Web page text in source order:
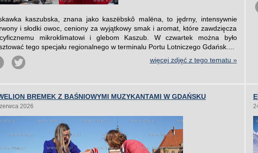
kaszubska, znana jako kaszëbskô malëna, to jędrny, intensywnie
i słodki owoc, ceniony za wyjątkowy smak i aromat, które zawdzięcza
mikroklimatowi i glebom Kaszub. W czwartek można było
tego specjału regionalnego w terminalu Portu Lotniczego Gdańsk....
więcej zdjęć z tego tematu »
BREMEK Z BAŚNIOWYMI MUZYKANTAMI W GDAŃSKU
2026